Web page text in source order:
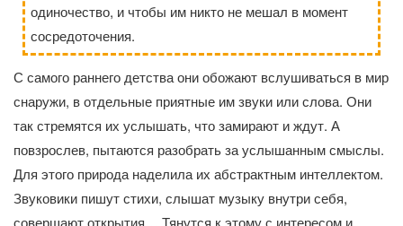
одиночество, и чтобы им никто не мешал в момент
сосредоточения.
С самого раннего детства они обожают вслушиваться в мир
снаружи, в отдельные приятные им звуки или слова. Они
так стремятся их услышать, что замирают и ждут. А
повзрослев, пытаются разобрать за услышанным смыслы.
Для этого природа наделила их абстрактным интеллектом.
Звуковики пишут стихи, слышат музыку внутри себя,
совершают открытия… Тянутся к этому с интересом и